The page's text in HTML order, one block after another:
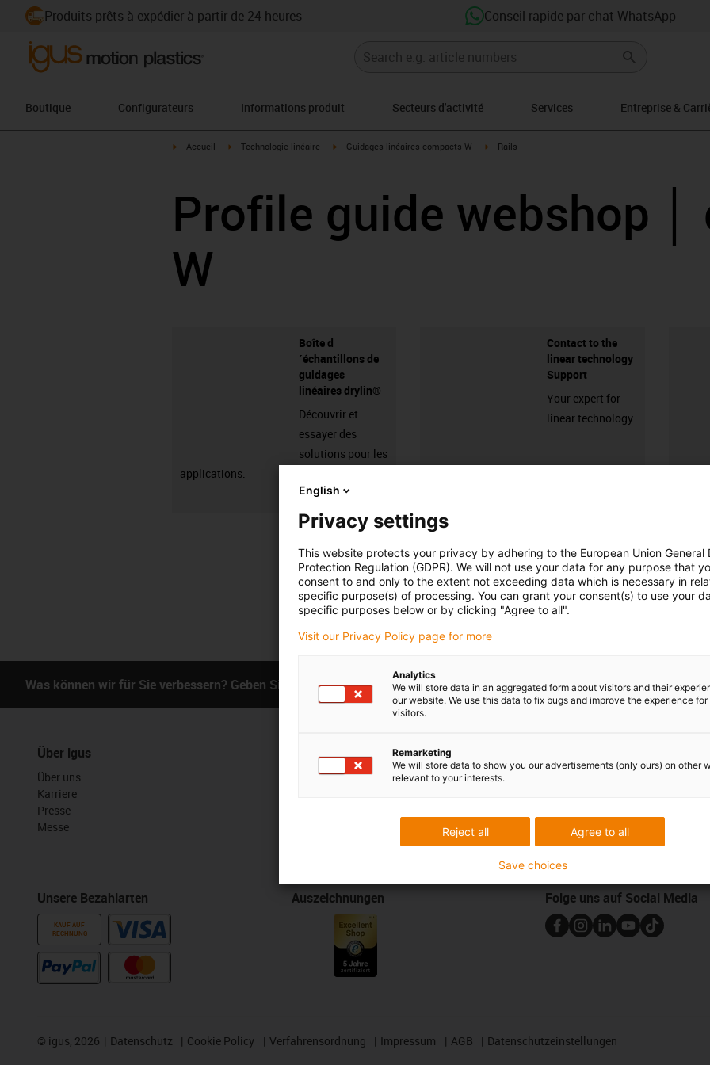
Produits prêts à expédier à partir de 24 heures Conseil rapide par chat WhatsApp
Boutique Configurateurs Informations produit Secteurs d'activité Services Entreprise &
igus-icon-arrow-right
Accueil igus-icon-arrow-right
Technologie linéaire igus-icon-arrow-right
Guidages linéaires compacts W igus-icon-arrow-right
Rails
Profile guide webshop
W
Boîte d
´échantillons de
guidages
linéaires drylin®
Découvrir et
essayer des
solutions pour les
applications.
Contact to the
linear technology
Support
Your expert for
linear technology
Nombre de produits : 0 Liste
Aucun produit disponible dans cette catégorie pour l’instant.
d'une solution sur mesure ? Adressez-vous vite au chat en
message !
Was können wir für Sie verbessern? Geben Sie uns Ihr Feedback. Lob & Kritik
Über igus
Über uns
Karriere
Presse
Messe
Unsere Bezahlarten
KAUF AUF
RECHNUNG
Services
myigus Features
Auszeichnungen
Newsletter abonnieren
Folge uns auf Social Media
© igus, 2026 Datenschutz Cookie Policy Verfahrensordnung Impressum AGB Datenschutzeinstellungen
English
Privacy settings
This website protects your privacy by adhering to the European Union General
Protection Regulation (GDPR). We will not use your data for any purpose that
consent to and only to the extent not exceeding data which is necessary in
specific purpose(s) of processing. You can grant your consent(s) to use your
specific purposes below or by clicking "Agree to all".
Visit our Privacy Policy page for more
Analytics
We will store data in an aggregated form about visitors and their
our website. We use this data to fix bugs and improve the experience for
visitors.
Remarketing
We will store data to show you our advertisements (only ours) on other
relevant to your interests.
Agree to all
Reject all
Save choices